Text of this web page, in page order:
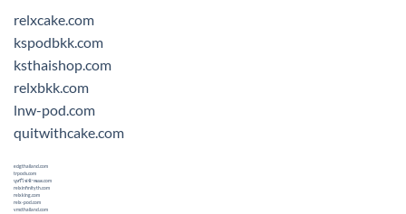
relxcake.com
kspodbkk.com
ksthaishop.com
relxbkk.com
lnw-pod.com
quitwithcake.com
ecigthailand.com
trpods.com
บุหรี่ไฟฟ้าพอด.com
relxinfinityth.com
relxking.com
relx-pod.com
vmcthailand.com